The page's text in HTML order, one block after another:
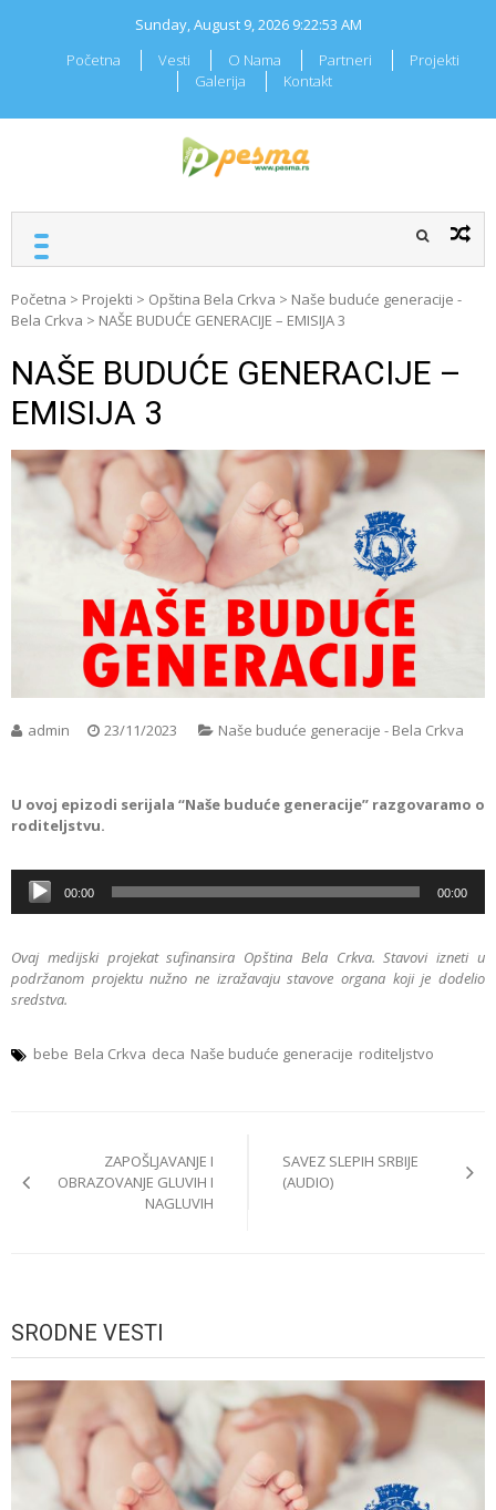
Sunday, August 9, 2026 9:22:54 AM
Početna
Vesti O Nama Partneri
Projekti
Galerija
Kontakt
Početna > Projekti > Opština Bela Crkva > Naše buduće generacije -
Bela Crkva > NAŠE BUDUĆE GENERACIJE – EMISIJA 3
NAŠE BUDUĆE GENERACIJE –
EMISIJA 3
admin 23/11/2023 Naše buduće generacije - Bela Crkva
U ovoj epizodi serijala “Naše buduće generacije” razgovaramo o
roditeljstvu.
Audio
00:00 00:00
Ovaj medijski projekat sufinansira Opština Bela Crkva. Stavovi izneti u
podržanom projektu nužno ne izražavaju stavove organa koji je dodelio
sredstva.
bebe Bela Crkva deca Naše buduće generacije roditeljstvo
navigation
ZAPOŠLJAVANJE I
OBRAZOVANJE GLUVIH I
NAGLUVIH
SAVEZ SLEPIH SRBIJE
(AUDIO)
SRODNE VESTI